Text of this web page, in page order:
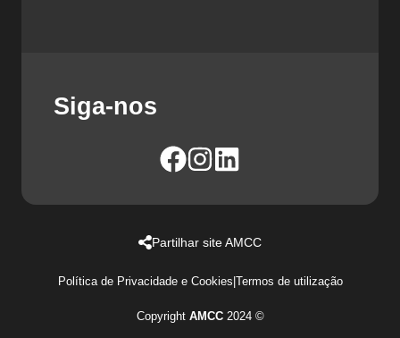
Siga-nos
Partilhar site AMCC
Política de Privacidade e Cookies|Termos de utilização
Copyright AMCC2024 ©